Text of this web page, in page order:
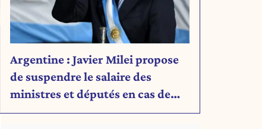
Argentine : Javier Milei propose
de suspendre le salaire des
ministres et députés en cas de
déficit budgétaire